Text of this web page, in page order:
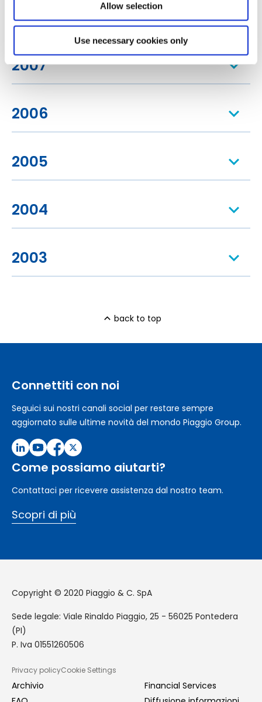
Allow selection
Use necessary cookies only
2008
2007
2006
2005
2004
2003
back to top
Connettiti con noi
Seguici sui nostri canali social per restare sempre
aggiornato sulle ultime novità del mondo Piaggio Group.
Come possiamo aiutarti?
Contattaci per ricevere assistenza dal nostro team.
Scopri di più
Copyright © 2020 Piaggio & C. SpA
Sede legale: Viale Rinaldo Piaggio, 25 - 56025 Pontedera
(PI)
P. Iva 01551260506
GDPR
Privacy policyCookie Settings
Archivio
Financial Services